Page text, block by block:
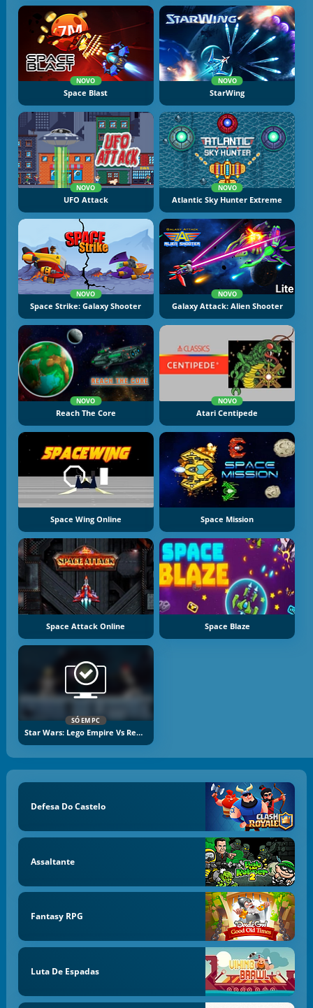
NOVO
Space Blast
NOVO
StarWing
NOVO
UFO Attack
NOVO
Atlantic Sky Hunter Extreme
NOVO
Space Strike: Galaxy Shooter
NOVO
Galaxy Attack: Alien Shooter
NOVO
Reach The Core
NOVO
Atari Centipede
Space Wing Online Space Mission
Space Attack Online Space Blaze
SÓ EM PC
Star Wars: Lego Empire Vs Rebels
Defesa Do Castelo
Assaltante
Fantasy RPG
Luta De Espadas